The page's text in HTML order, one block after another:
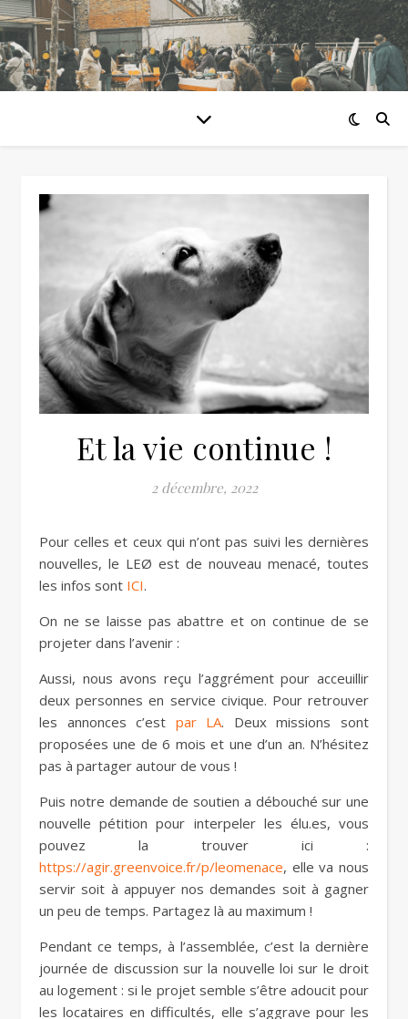
Et la vie continue !
2 décembre, 2022
Pour celles et ceux qui n’ont pas suivi les dernières
nouvelles, le LEØ est de nouveau menacé, toutes
les infos sont ICI.
On ne se laisse pas abattre et on continue de se
projeter dans l’avenir :
Aussi, nous avons reçu l’aggrément pour acceuillir
deux personnes en service civique. Pour retrouver
les annonces c’est par LA. Deux missions sont
proposées une de 6 mois et une d’un an. N’hésitez
pas à partager autour de vous !
Puis notre demande de soutien a débouché sur une
nouvelle pétition pour interpeler les élu.es, vous
pouvez la trouver ici :
https://agir.greenvoice.fr/p/leomenace, elle va nous
servir soit à appuyer nos demandes soit à gagner
un peu de temps. Partagez là au maximum !
Pendant ce temps, à l’assemblée, c’est la dernière
journée de discussion sur la nouvelle loi sur le droit
au logement : si le projet semble s’être adoucit pour
les locataires en difficultés, elle s’aggrave pour les